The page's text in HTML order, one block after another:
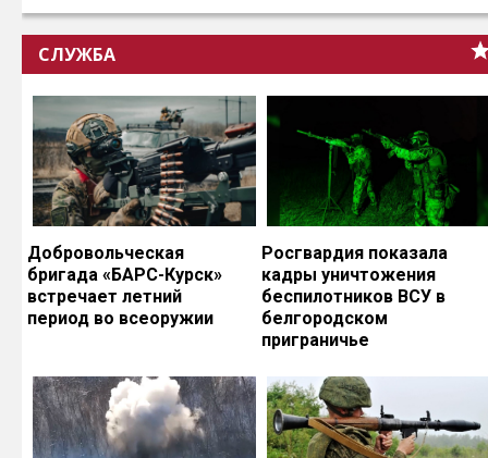
СЛУЖБА
Добровольческая
бригада «БАРС-Курск»
встречает летний
период во всеоружии
Росгвардия показала
кадры уничтожения
беспилотников ВСУ в
белгородском
приграничье